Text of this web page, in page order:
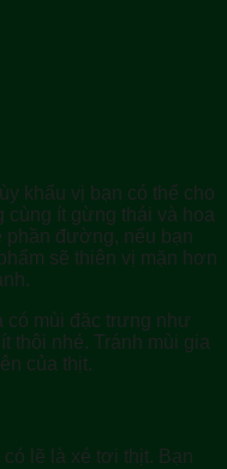
khẩu vị bạn có thể cho
cùng ít gừng thái và hoa
phần đường, nếu bạn
sẽ thiên vị mặn hơn
có mùi đặc trưng như
thôi nhé. Tránh mùi gia
của thịt.
lẽ là xé tơi thịt. Bạn